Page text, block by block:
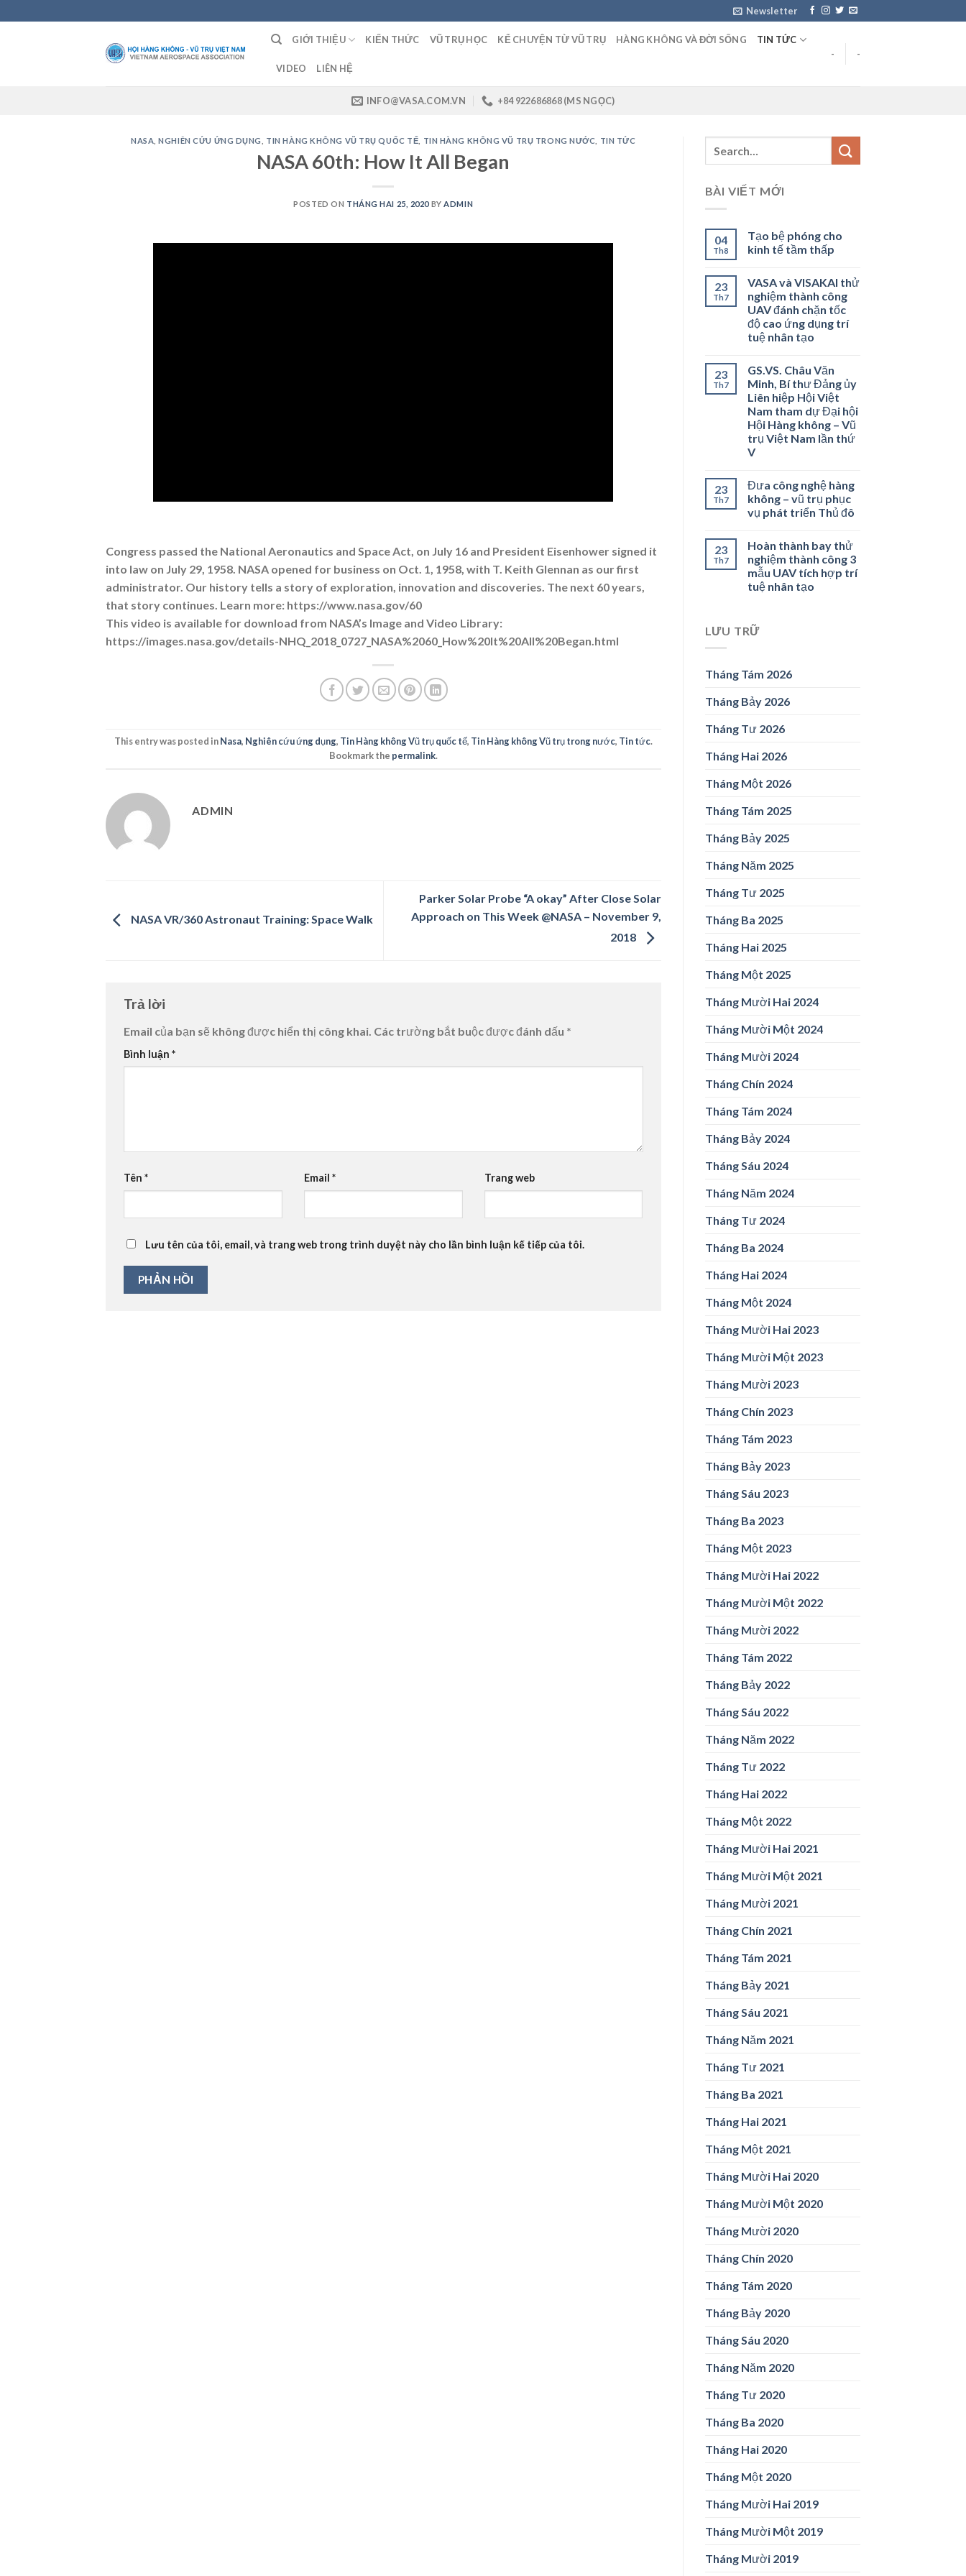
to
Newsletter
GIỚI THIỆU KIẾN THỨC VŨ TRỤ HỌC KỂ CHUYỆN TỪ VŨ TRỤ HÀNG KHÔNG VÀ ĐỜI SỐNG TIN TỨC
VIDEO LIÊN HỆ
- -
INFO@VASA.COM.VN +84 922686868 (MS NGỌC)
NASA ,NGHIÊN CỨU ỨNG DỤNG TIN HÀNG KHÔNG VŨ TRỤ QUỐC TẾ TIN HÀNG KHÔNG VŨ TRỤ TRONG NƯỚC TIN TỨC
NASA 60th: How It All Began
POSTED ON THÁNG HAI 25, 2020 BY ADMIN
Congress passed the National Aeronautics and Space Act, on July 16 and President Eisenhower signed it
into law on July 29, 1958. NASA opened for business on Oct. 1, 1958, with T. Keith Glennan as our first
administrator. Our history tells a story of exploration, innovation and discoveries. The next 60 years,
that story continues. Learn more: https://www.nasa.gov/60
This video is available for download from NASA’s Image and Video Library:
https://images.nasa.gov/details-NHQ_2018_0727_NASA%2060_How%20It%20All%20Began.html
This entry was posted inNasa, Nghiên cứu ứng dụng, Tin Hàng không Vũ trụ quốc tế, Tin Hàng không Vũ trụ trong nước, Tin tức.
Bookmark the permalink.
ADMIN
NASA VR/360 Astronaut Training: Space Walk
Parker Solar Probe “A okay” After Close Solar
Approach on This Week @NASA – November 9,
2018
Trả lời
Email của bạn sẽ không được hiển thị công khai. Các trường bắt buộc được đánh dấu *
Bình luận *
Tên * Email * Trang web
Lưu tên của tôi, email, và trang web trong trình duyệt này cho lần bình luận kế tiếp của tôi.
BÀI VIẾT MỚI
04
Th8
Tạo bệ phóng cho
kinh tế tầm thấp
23
Th7
VASA và VISAKAI thử
nghiệm thành công
UAV đánh chặn tốc
độ cao ứng dụng trí
tuệ nhân tạo
23
Th7
GS.VS. Châu Văn
Minh, Bí thư Đảng ủy
Liên hiệp Hội Việt
Nam tham dự Đại hội
Hội Hàng không – Vũ
trụ Việt Nam lần thứ
V
23
Th7
Đưa công nghệ hàng
không – vũ trụ phục
vụ phát triển Thủ đô
23
Th7
Hoàn thành bay thử
nghiệm thành công 3
mẫu UAV tích hợp trí
tuệ nhân tạo
LƯU TRỮ
Tháng Tám 2026
Tháng Bảy 2026
Tháng Tư 2026
Tháng Hai 2026
Tháng Một 2026
Tháng Tám 2025
Tháng Bảy 2025
Tháng Năm 2025
Tháng Tư 2025
Tháng Ba 2025
Tháng Hai 2025
Tháng Một 2025
Tháng Mười Hai 2024
Tháng Mười Một 2024
Tháng Mười 2024
Tháng Chín 2024
Tháng Tám 2024
Tháng Bảy 2024
Tháng Sáu 2024
Tháng Năm 2024
Tháng Tư 2024
Tháng Ba 2024
Tháng Hai 2024
Tháng Một 2024
Tháng Mười Hai 2023
Tháng Mười Một 2023
Tháng Mười 2023
Tháng Chín 2023
Tháng Tám 2023
Tháng Bảy 2023
Tháng Sáu 2023
Tháng Ba 2023
Tháng Một 2023
Tháng Mười Hai 2022
Tháng Mười Một 2022
Tháng Mười 2022
Tháng Tám 2022
Tháng Bảy 2022
Tháng Sáu 2022
Tháng Năm 2022
Tháng Tư 2022
Tháng Hai 2022
Tháng Một 2022
Tháng Mười Hai 2021
Tháng Mười Một 2021
Tháng Mười 2021
Tháng Chín 2021
Tháng Tám 2021
Tháng Bảy 2021
Tháng Sáu 2021
Tháng Năm 2021
Tháng Tư 2021
Tháng Ba 2021
Tháng Hai 2021
Tháng Một 2021
Tháng Mười Hai 2020
Tháng Mười Một 2020
Tháng Mười 2020
Tháng Chín 2020
Tháng Tám 2020
Tháng Bảy 2020
Tháng Sáu 2020
Tháng Năm 2020
Tháng Tư 2020
Tháng Ba 2020
Tháng Hai 2020
Tháng Một 2020
Tháng Mười Hai 2019
Tháng Mười Một 2019
Tháng Mười 2019